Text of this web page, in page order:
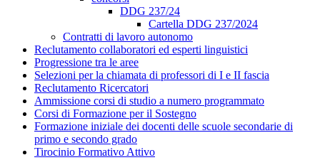
DDG 237/24
Cartella DDG 237/2024
Contratti di lavoro autonomo
Reclutamento collaboratori ed esperti linguistici
Progressione tra le aree
Selezioni per la chiamata di professori di I e II fascia
Reclutamento Ricercatori
Ammissione corsi di studio a numero programmato
Corsi di Formazione per il Sostegno
Formazione iniziale dei docenti delle scuole secondarie di
primo e secondo grado
Tirocinio Formativo Attivo